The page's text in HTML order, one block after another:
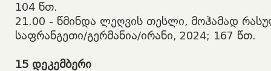
104 წთ.
​21.00 - წმინდა ლეღვის თესლი, მოჰამად
საფრანგეთი/გერმანია/ირანი, 2024; 167 წთ.
15 დეკემბერი